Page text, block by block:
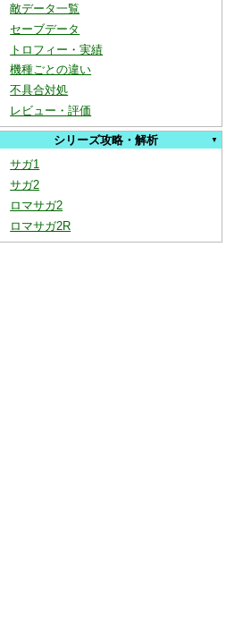
敵データ一覧
セーブデータ
トロフィー・実績
機種ごとの違い
不具合対処
レビュー・評価
シリーズ攻略・解析
サガ1
サガ2
ロマサガ2
ロマサガ2R